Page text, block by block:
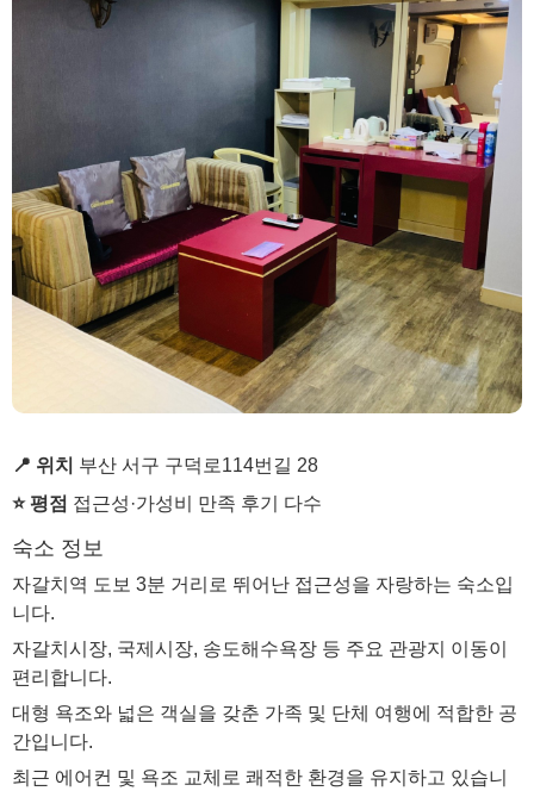
📍 위치 부산 서구 구덕로114번길 28
⭐ 평점 접근성·가성비 만족 후기 다수
숙소 정보
자갈치역 도보 3분 거리로 뛰어난 접근성을 자랑하는 숙소입
니다.
자갈치시장, 국제시장, 송도해수욕장 등 주요 관광지 이동이
편리합니다.
대형 욕조와 넓은 객실을 갖춘 가족 및 단체 여행에 적합한 공
간입니다.
최근 에어컨 및 욕조 교체로 쾌적한 환경을 유지하고 있습니